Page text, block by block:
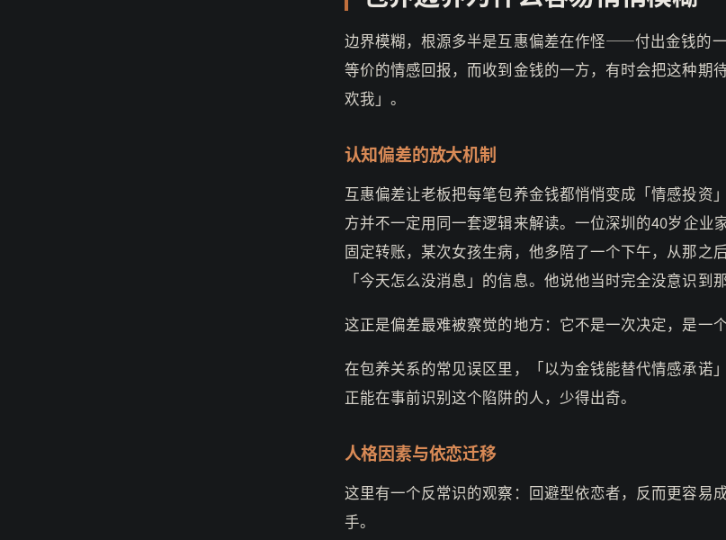
边界模糊，根源多半是互惠偏差在作怪——付出金钱的
等价的情感回报，而收到金钱的一方，有时会把这种期
欢我」。
认知偏差的放大机制
互惠偏差让老板把每笔包养金钱都悄悄变成「情感投资
方并不一定用同一套逻辑来解读。一位深圳的40岁企业
固定转账，某次女孩生病，他多陪了一个下午，从那之
「今天怎么没消息」的信息。他说他当时完全没意识到
这正是偏差最难被察觉的地方：它不是一次决定，是一
在包养关系的常见误区里，「以为金钱能替代情感承诺
正能在事前识别这个陷阱的人，少得出奇。
人格因素与依恋迁移
这里有一个反常识的观察：回避型依恋者，反而更容易
手。